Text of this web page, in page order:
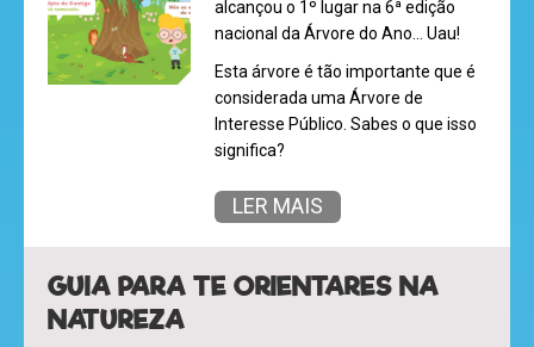
super
eventos
revista
alcançou o 1º lugar na 6ª edição
nacional da Árvore do Ano... Uau!
Esta árvore é tão importante que é
considerada uma Árvore de
Interesse Público. Sabes o que isso
significa?
LER MAIS
GUIA PARA TE ORIENTARES NA
NATUREZA